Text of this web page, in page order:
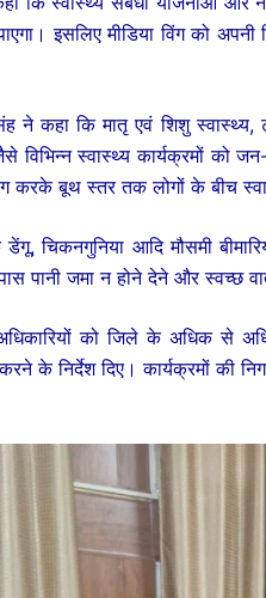
इसलिए मीडिया विंग को अपनी
ने कहा कि मातृ एवं शिशु स्वास्थ्य,
विभिन्न स्वास्थ्य कार्यक्रमों को
करके बूथ स्तर तक लोगों के बीच
चिकनगुनिया आदि मौसमी
पानी जमा न होने देने और स्वच्छ
को जिले के अधिक से
के निर्देश दिए। कार्यक्रमों की